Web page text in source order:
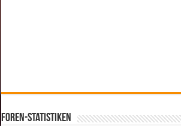
Foren-Statistiken